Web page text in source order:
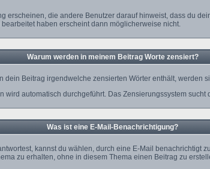
erscheinen, die andere Benutzer darauf hinweist, dass du
haben erscheint dann möglicherweise nicht.
Warum werden in meinem Beitrag Worte zensiert?
dein Beitrag irgendwelche zensierten Wörter enthält, werden
automatisch durchgeführt. Das Zensierungssystem
Was ist eine E-Mail-Benachrichtigung?
kannst du wählen, durch eine E-Mail benachrichtigt
zu erhalten, ohne in diesem Thema einen Beitrag zu